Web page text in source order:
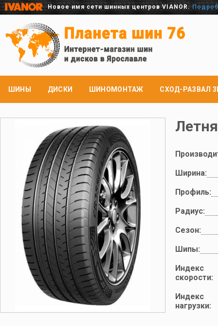
Новое имя сети шинных центров VIANOR.
ШИНЫ ДИСКИ ШИНОМОНТАЖ СХОД-РАЗВАЛ
Ширина:
Профиль:
Радиус:
Сезон:
Шипы:
Индекс
скорости:
Индекс
нагрузки: